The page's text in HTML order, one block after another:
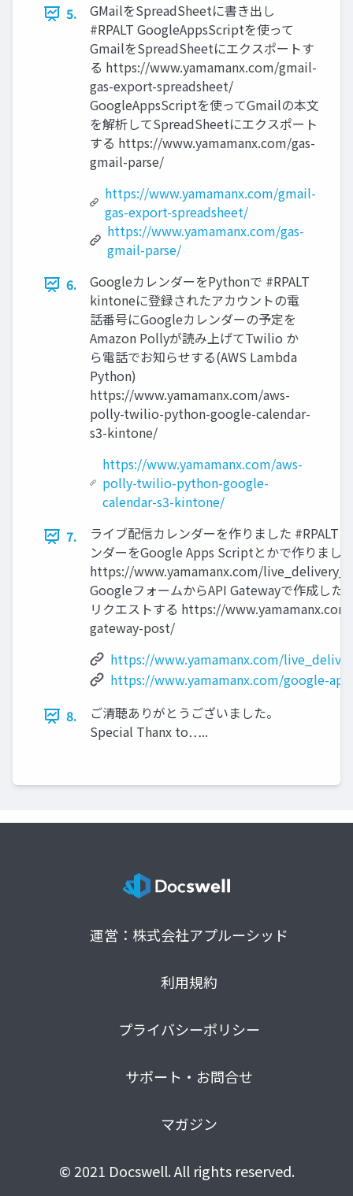
5.
GMailをSpreadSheetに書き出し
#RPALT GoogleAppsScriptを使って
GmailをSpreadSheetにエクスポートす
る https://www.yamamanx.com/gmail-
gas-export-spreadsheet/
GoogleAppsScriptを使ってGmailの本文
を解析してSpreadSheetにエクスポート
する https://www.yamamanx.com/gas-
gmail-parse/
https://www.yamamanx.com/gmail-
gas-export-spreadsheet/
https://www.yamamanx.com/gas-
gmail-parse/
6.
GoogleカレンダーをPythonで #RPALT
kintoneに登録されたアカウントの電
話番号にGoogleカレンダーの予定を
Amazon Pollyが読み上げてTwilio か
ら電話でお知らせする(AWS Lambda
Python)
https://www.yamamanx.com/aws-
polly-twilio-python-google-calendar-
s3-kintone/
https://www.yamamanx.com/aws-
polly-twilio-python-google-
calendar-s3-kintone/
7.
ライブ配信カレンダーを作りました #RPALT
ンダーをGoogle Apps Scriptとかで作りまし
https://www.yamamanx.com/
GoogleフォームからAPI Gatewayで作成した
リクエストする https://
gateway-post/
https://www.yamamanx.com/
https://www.yamamanx.com/google-
8.
ご清聴ありがとうございました。
Special Thanx to…..
運営：株式会社アプルーシッド
利用規約
プライバシーポリシー
サポート・お問合せ
マガジン
© 2021 Docswell. All rights reserved.